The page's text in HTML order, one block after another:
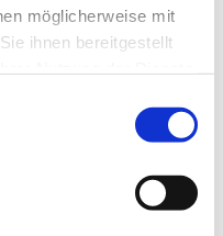
möglicherweise mit
ihnen bereitgestellt